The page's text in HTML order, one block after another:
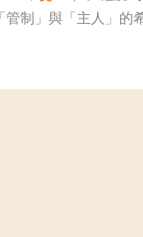
制」與「主人」的